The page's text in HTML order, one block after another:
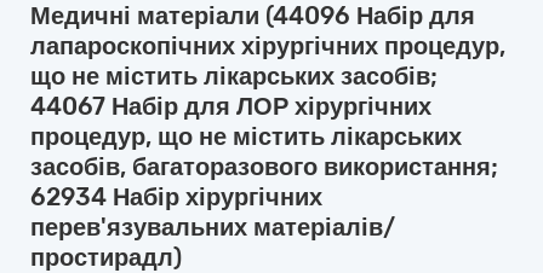
Медичні матеріали (44096 Набір для
лапароскопічних хірургічних процедур,
що не містить лікарських засобів;
44067 Набір для ЛОР хірургічних
процедур, що не містить лікарських
засобів, багаторазового використання;
62934 Набір хірургічних
перев'язувальних матеріалів/
простирадл)